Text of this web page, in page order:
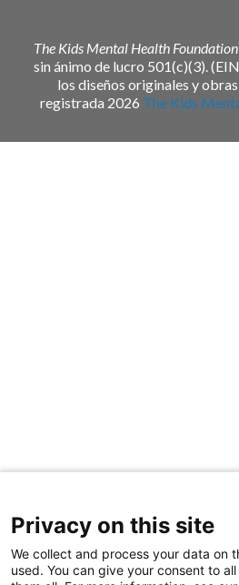
The Kids Mental Health Foundation
sin ánimo de lucro 501(c)(3).
los diseños originales y
registrada 2026 The Kids
Privacy on this site
We collect and process your data on
used. You can give your consent to